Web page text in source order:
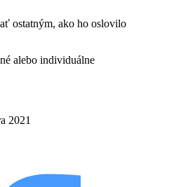
ostatným, ako ho oslovilo
alebo individuálne
2021